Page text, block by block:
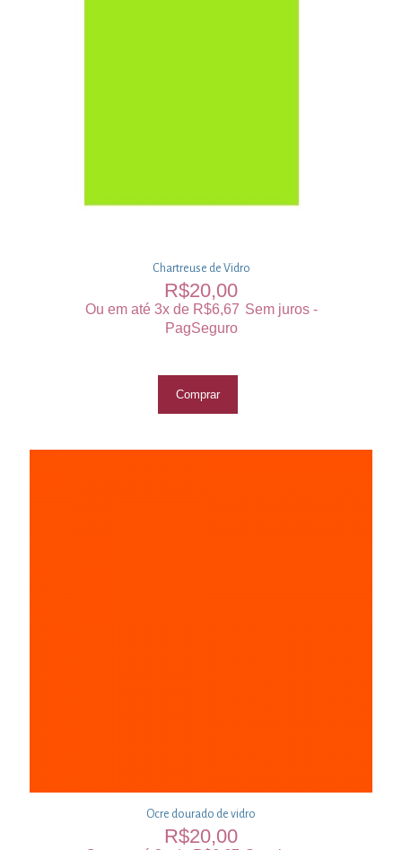
Chartreuse de Vidro
R$20,00
Ou em até 3x de R$6,67 Sem juros -
PagSeguro
Comprar
Ocre dourado de vidro
R$20,00